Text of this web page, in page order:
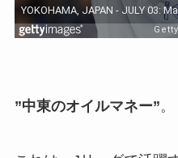
”中東のオイルマネー”。